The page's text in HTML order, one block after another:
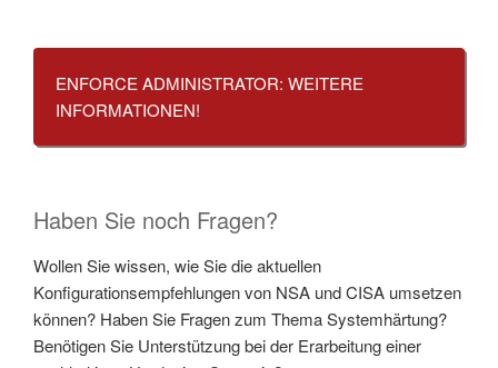
ENFORCE ADMINISTRATOR: WEITERE
INFORMATIONEN!
Haben Sie noch Fragen?
Wollen Sie wissen, wie Sie die aktuellen
Konfigurationsempfehlungen von NSA und CISA umsetzen
können? Haben Sie Fragen zum Thema Systemhärtung?
Benötigen Sie Unterstützung bei der Erarbeitung einer